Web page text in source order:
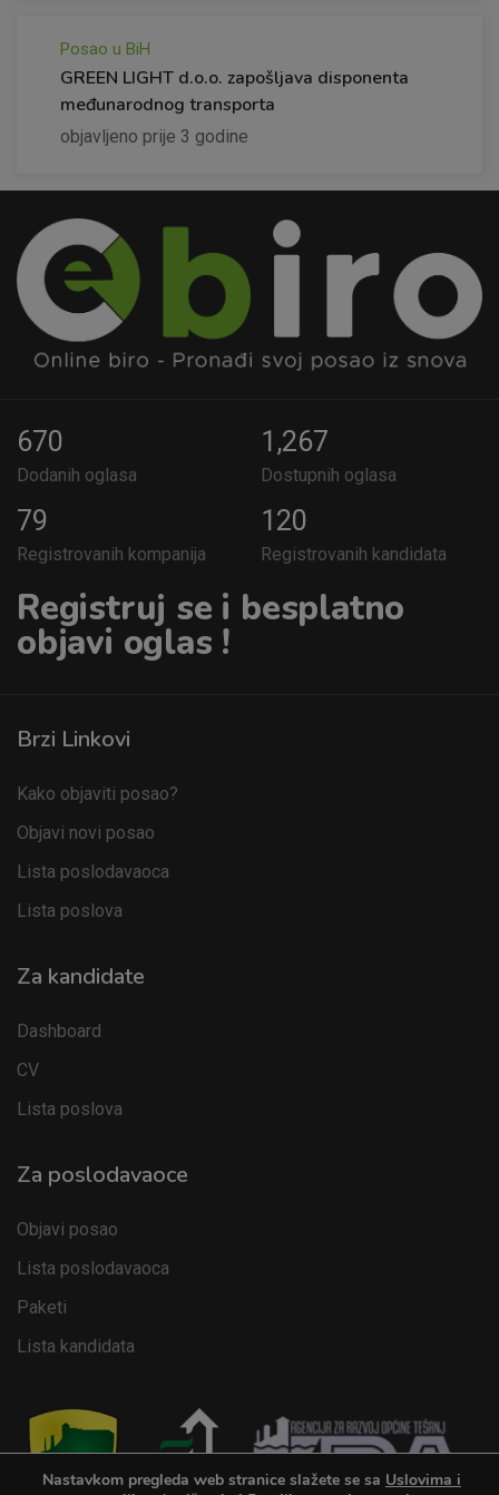
Posao u BiH
GREEN LIGHT d.o.o. zapošljava disponenta
međunarodnog transporta
objavljeno prije 3 godine
670
Dodanih oglasa
1,267
Dostupnih oglasa
79
Registrovanih kompanija
120
Registrovanih kandidata
Registruj se i besplatno
objavi oglas !
Brzi Linkovi
Kako objaviti posao?
Objavi novi posao
Lista poslodavaoca
Lista poslova
Za kandidate
Dashboard
CV
Lista poslova
Za poslodavaoce
Objavi posao
Lista poslodavaoca
Paketi
Lista kandidata
Nastavkom pregleda web stranice slažete se sa Uslovima i